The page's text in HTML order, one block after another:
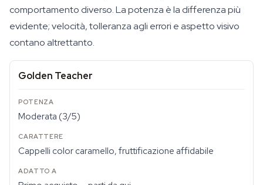
comportamento diverso. La potenza è la differenza più
evidente; velocità, tolleranza agli errori e aspetto visivo
contano altrettanto.
Golden Teacher
Moderata (3/5)
Cappelli color caramello, fruttificazione affidabile